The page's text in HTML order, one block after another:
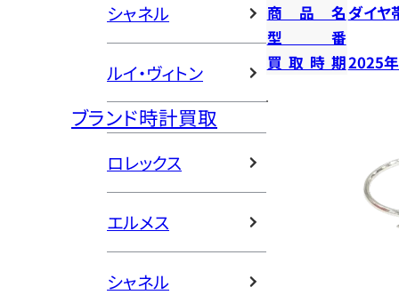
シャネル
ルイ・ヴィトン
ブランド時計買取
ロレックス
エルメス
シャネル
商品名ダイヤ
型番
買取時期2025